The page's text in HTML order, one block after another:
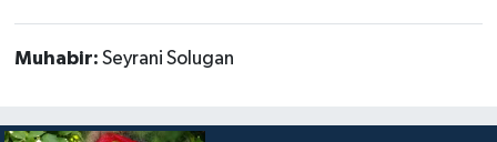
Muhabir: Seyrani Solugan